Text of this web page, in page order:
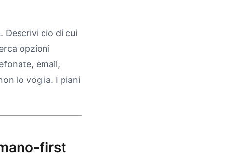
Descrivi cio di cui
opzioni
email,
lo voglia. I piani
first